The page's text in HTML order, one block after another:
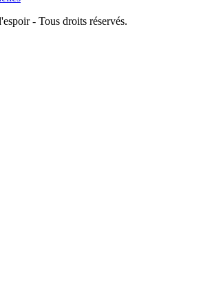
- Tous droits réservés.